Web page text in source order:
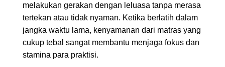
melakukan gerakan dengan leluasa tanpa merasa
tertekan atau tidak nyaman. Ketika berlatih dalam
jangka waktu lama, kenyamanan dari matras yang
cukup tebal sangat membantu menjaga fokus dan
stamina para praktisi.